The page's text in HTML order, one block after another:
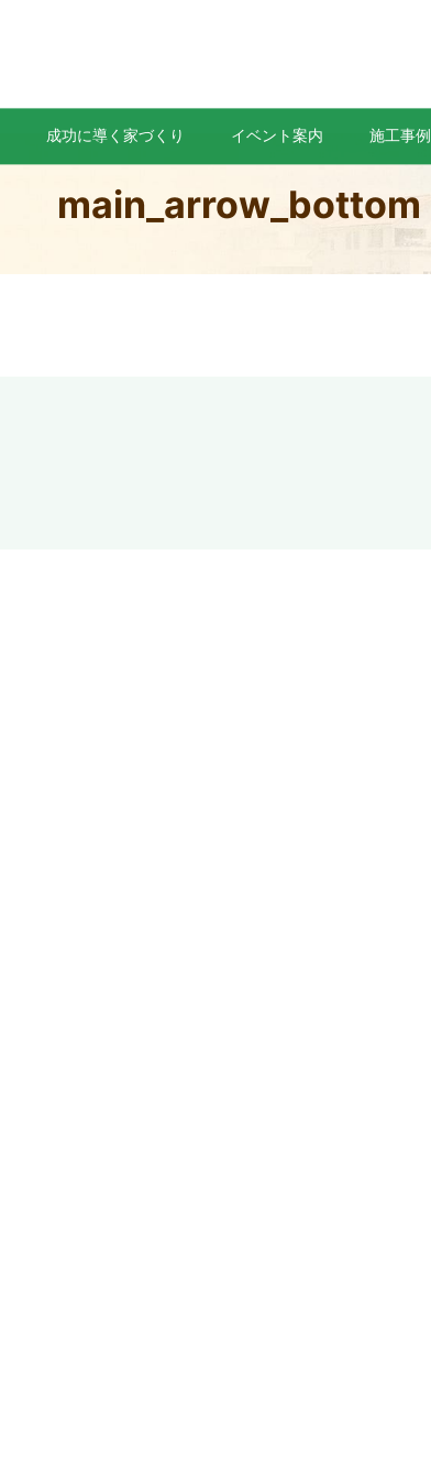
成功に導く家づくり イベント案内 施工事例
main_arrow_bottom